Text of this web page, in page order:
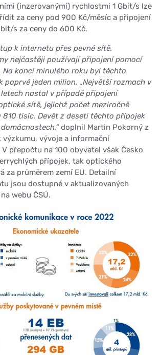
(inzerovanými) rychlostmi 1 Gbit/s lze
za ceny pod 900 Kč/měsíc a připojení
s za ceny do 600 Kč.
k internetu přes pevné sítě,
nejčastěji používají připojení pomocí
Na konci minulého roku byl těchto
poprvé jeden milion. „Největší rozmach v
nastal v případě připojení
sítě, jejichž počet meziročně
810 tisíc. Devět z deseti těchto přípojek
doplnil Martin Pokorný z
vývoje a informační
přepočtu na 100 obyvatel však Česko
přípojek, tak optického
za průměrem zemí EU. Detailní
jsou dostupné v aktualizovaných
webu ČSÚ.